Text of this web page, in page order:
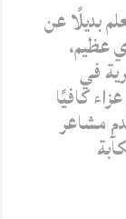
بديلًا عن
عظيم،
في
كافيًا
مشاعر